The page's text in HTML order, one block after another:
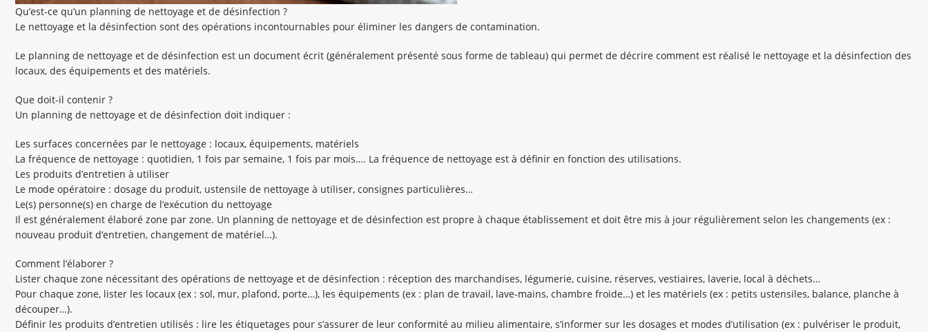
Qu’est-ce qu’un planning de nettoyage et de désinfection ?
Le nettoyage et la désinfection sont des opérations incontournables pour éliminer les dangers de contamination.
Le planning de nettoyage et de désinfection est un document écrit (généralement présenté sous forme de tableau) qui permet de décrire comment est réalisé le nettoyage et la désinfection des
locaux, des équipements et des matériels.
Que doit-il contenir ?
Un planning de nettoyage et de désinfection doit indiquer :
Les surfaces concernées par le nettoyage : locaux, équipements, matériels
La fréquence de nettoyage : quotidien, 1 fois par semaine, 1 fois par mois…. La fréquence de nettoyage est à définir en fonction des utilisations.
Les produits d’entretien à utiliser
Le mode opératoire : dosage du produit, ustensile de nettoyage à utiliser, consignes particulières…
Le(s) personne(s) en charge de l’exécution du nettoyage
Il est généralement élaboré zone par zone. Un planning de nettoyage et de désinfection est propre à chaque établissement et doit être mis à jour régulièrement selon les changements (ex :
nouveau produit d’entretien, changement de matériel…).
Comment l’élaborer ?
Lister chaque zone nécessitant des opérations de nettoyage et de désinfection : réception des marchandises, légumerie, cuisine, réserves, vestiaires, laverie, local à déchets…
Pour chaque zone, lister les locaux (ex : sol, mur, plafond, porte…), les équipements (ex : plan de travail, lave-mains, chambre froide…) et les matériels (ex : petits ustensiles, balance, planche à
découper…).
Définir les produits d’entretien utilisés : lire les étiquetages pour s’assurer de leur conformité au milieu alimentaire, s’informer sur les dosages et modes d’utilisation (ex : pulvériser le produit,